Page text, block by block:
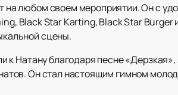
любом своем мероприятии. Он с
Black Star Karting, Black Star Burger
сцены.
к Натану благодаря песне
Он стал настоящим гимном